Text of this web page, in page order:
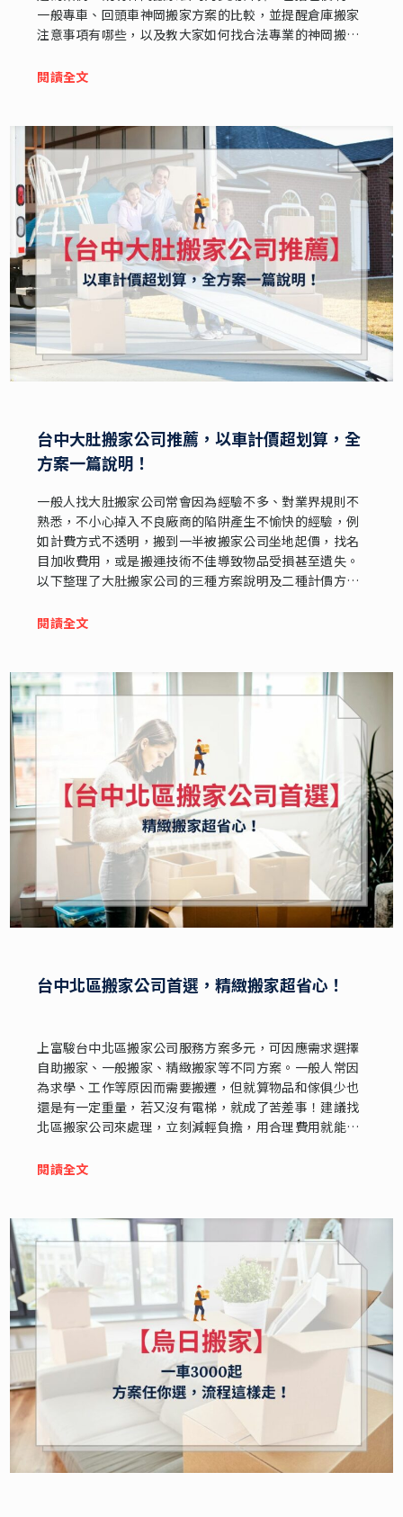
一般專車、回頭車神岡搬家方案的比較，並提醒倉庫搬家
注意事項有哪些，以及教大家如何找合法專業的神岡搬家
閱讀全文
台中大肚搬家公司推薦，以車計價超划算，全
方案一篇說明！
一般人找大肚搬家公司常會因為經驗不多、對業界規則不
熟悉，不小心掉入不良廠商的陷阱產生不愉快的經驗，例
如計費方式不透明，搬到一半被搬家公司坐地起價，找名
目加收費用，或是搬運技術不佳導致物品受損甚至遺失。
以下整理了大肚搬家公司的三種方案說明及二種計價方
閱讀全文
台中北區搬家公司首選，精緻搬家超省心！
上富駿台中北區搬家公司服務方案多元，可因應需求選擇
自助搬家、一般搬家、精緻搬家等不同方案。一般人常因
為求學、工作等原因而需要搬遷，但就算物品和傢俱少也
還是有一定重量，若又沒有電梯，就成了苦差事！建議找
北區搬家公司來處理，立刻減輕負擔，用合理費用就能換
更簡單！
閱讀全文